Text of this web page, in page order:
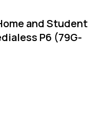
and Student
P6 (79G-